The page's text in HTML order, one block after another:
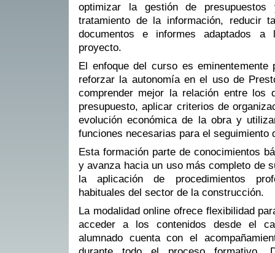
optimizar la gestión de
tratamiento de la información, reducir
documentos e informes adaptados a
proyecto.
El enfoque del curso es
reforzar la autonomía en el uso de
comprender mejor la relación entre los
presupuesto, aplicar criterios de
evolución económica de la obra y
funciones necesarias para el
Esta formación parte de conocimientos
y avanza hacia un uso más completo de
la aplicación de procedimientos
habituales del sector de la construcción.
La modalidad online ofrece flexibilidad
acceder a los contenidos desde el
alumnado cuenta con el